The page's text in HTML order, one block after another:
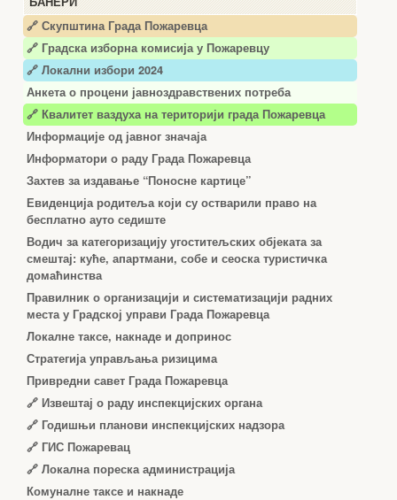
🔗 Скупштина Града Пожаревца
🔗 Градска изборна комисија у Пожаревцу
🔗 Локални избори 2024
Анкета о процени јавноздравствених потреба
🔗 Квалитет ваздуха на територији града Пожаревца
Информације од јавног значаја
Информатори о раду Града Пожаревца
Захтев за издавање “Поносне картице”
Евиденција родитеља који су остварили право на
бесплатно ауто седиште
Водич за категоризацију угоститељских објеката за
смештај: куће, апартмани, собе и сеоска туристичка
домаћинства
Правилник о организацији и систематизацији радних
места у Градској управи Града Пожаревца
Локалне таксе, накнаде и допринос
Стратегија управљања ризицима
Привредни савет Града Пожаревца
🔗 Извештај о раду инспекцијских органа
🔗 Годишњи планови инспекцијских надзора
🔗 ГИС Пожаревац
🔗 Локална пореска администрација
Комуналне таксе и накнаде